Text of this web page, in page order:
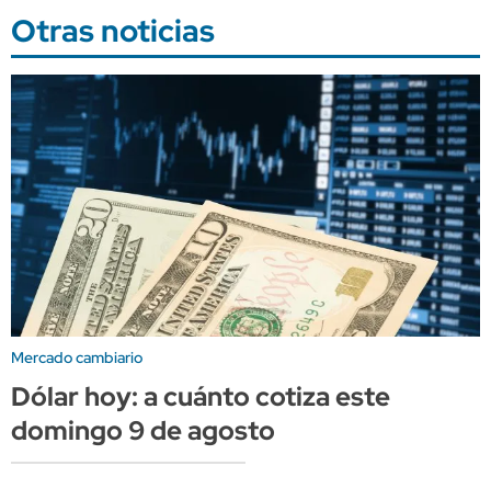
Otras noticias
Mercado cambiario
Dólar hoy: a cuánto cotiza este
domingo 9 de agosto